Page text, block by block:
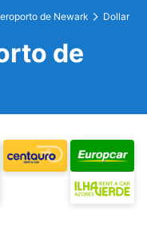
de Newark Dollar
de